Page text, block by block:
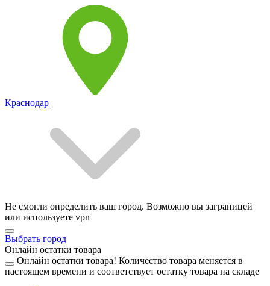
Краснодар
Не смогли определить ваш город. Возможно вы заграницей
или используете vpn
Выбрать город
Онлайн остатки товара
Онлайн остатки товара! Количество товара меняется в
настоящем времени и соответствует остатку товара на складе